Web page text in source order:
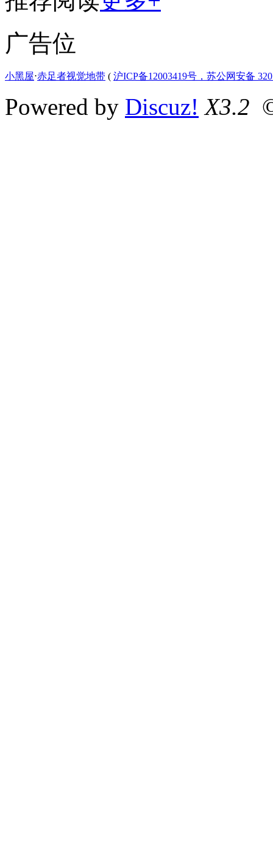
广告位
小黑屋⋅赤足者视觉地带 ( 沪ICP备12003419号，苏公网安备
Powered by Discuz! X3.2